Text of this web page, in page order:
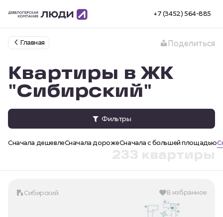
+7 (3452) 564-885
Главная Поделиться
Квартиры в ЖК
"Сибирский"
Фильтры
Сначала дешевлеСначала дорожеСначала с большей площадью
233 квартиры
Сибирский В избранное